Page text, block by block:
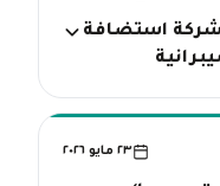
٨٠٠ خادم من شركة استضافة
٢٣ مايو ٢٠٢٦